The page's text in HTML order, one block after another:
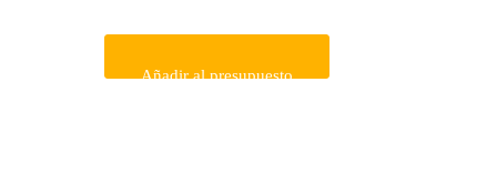
Añadir al presupuesto